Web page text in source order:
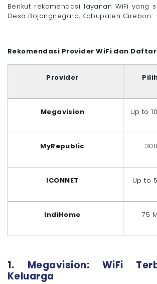
Berikut rekomendasi layanan WiFi yang
Desa Bojongnegara, Kabupaten Cirebon:
Rekomendasi Provider WiFi dan
Provider
Megavision Up to
MyRepublic
ICONNET Up to
IndiHome 75
1. Megavision: WiFi
Keluarga